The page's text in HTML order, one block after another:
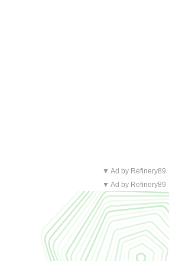
▼ Ad by Refinery89
▼ Ad by Refinery89